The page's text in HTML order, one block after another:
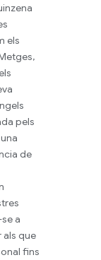
els
pels
de
a
que
fins